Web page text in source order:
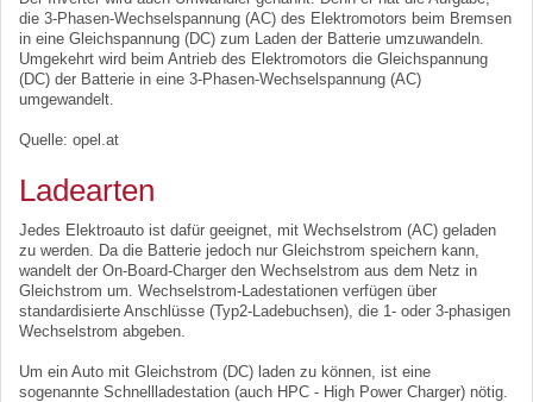
die 3-Phasen-Wechselspannung (AC) des Elektromotors beim Bremsen
in eine Gleichspannung (DC) zum Laden der Batterie umzuwandeln.
Umgekehrt wird beim Antrieb des Elektromotors die Gleichspannung
(DC) der Batterie in eine 3-Phasen-Wechselspannung (AC)
umgewandelt.
Quelle: opel.at
Ladearten
Jedes Elektroauto ist dafür geeignet, mit Wechselstrom (AC) geladen
zu werden. Da die Batterie jedoch nur Gleichstrom speichern kann,
wandelt der On-Board-Charger den Wechselstrom aus dem Netz in
Gleichstrom um. Wechselstrom-Ladestationen verfügen über
standardisierte Anschlüsse (Typ2-Ladebuchsen), die 1- oder 3-phasigen
Wechselstrom abgeben.
Um ein Auto mit Gleichstrom (DC) laden zu können, ist eine
sogenannte Schnellladestation (auch HPC - High Power Charger) nötig.